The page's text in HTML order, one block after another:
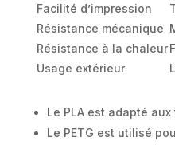
Facilité d’impression
Résistance mécanique
Résistance à la chaleur
Usage extérieur
Le PLA est adapté
Le PETG est utilisé